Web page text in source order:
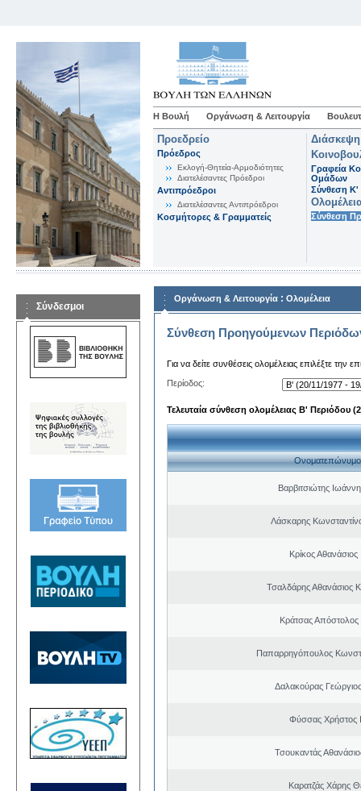
Η Βουλή Οργάνωση & Λειτουργία
Προεδρείο
Πρόεδρος
Εκλογή-Θητεία-Αρμοδιότητες
Διατελέσαντες Πρόεδροι
Αντιπρόεδροι
Διατελέσαντες Αντιπρόεδροι
Κοσμήτορες & Γραμματείς
Γραφεία
Ομάδων
Σύνθεση K'
Σύνθεση
Σύνδεσμοι
Οργάνωση & Λειτουργία : Ολομέλεια
Σύνθεση Προηγούμενων
Για να δείτε συνθέσεις ολομέλειας επιλέξτε την
Περίοδος:
Τελευταία σύνθεση ολομέλειας Β' Περιόδου
Ονοματεπώνυμο
Βαρβιτσιώτης
Λάσκαρης
Κρίκος
Τσαλδάρης Αθανάσιος
Κράτσας Απόστολος
Παπαρρηγόπουλος
Δαλακούρας
Φύσσας Χρήστος
Τσουκαντάς
Καρατζάς Χάρης